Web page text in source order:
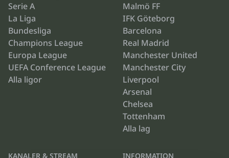
Serie A
La Liga
Bundesliga
Champions League
Europa League
UEFA Conference League
Alla ligor
Malmö FF
IFK Göteborg
Barcelona
Real Madrid
Manchester United
Manchester City
Liverpool
Arsenal
Chelsea
Tottenham
Alla lag
KANALER & STREAM INFORMATION